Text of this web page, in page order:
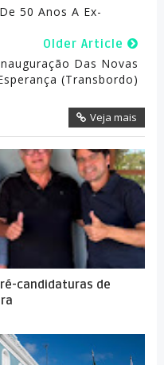
50 Anos A Ex-
Older Article
Das Novas
(Transbordo)
Veja mais
candidaturas de